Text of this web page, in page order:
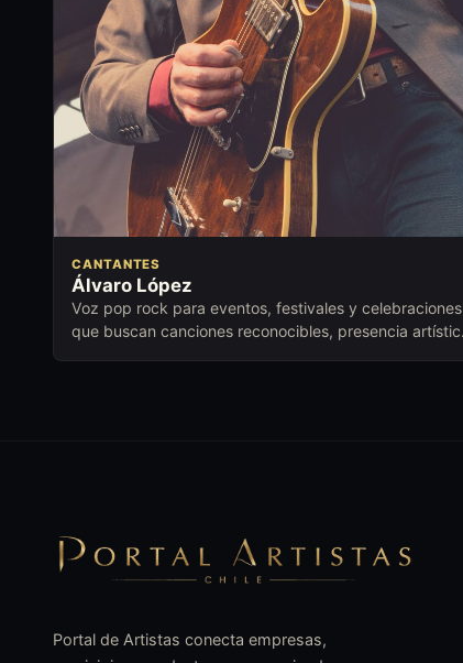
CANTANTES
Álvaro López
Voz pop rock para eventos, festivales y celebraciones
que buscan canciones reconocibles, presencia
Portal de Artistas conecta empresas,